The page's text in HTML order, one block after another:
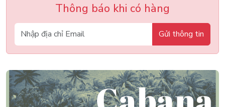
Thông báo khi có hàng
Gửi thông tin